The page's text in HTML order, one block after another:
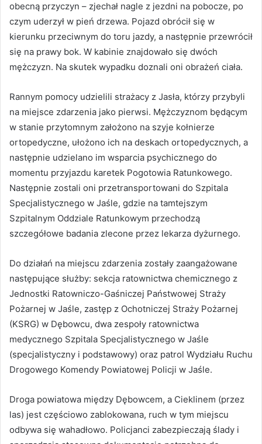
obecną przyczyn – zjechał nagle z jezdni na pobocze, po
czym uderzył w pień drzewa. Pojazd obrócił się w
kierunku przeciwnym do toru jazdy, a następnie przewrócił
się na prawy bok. W kabinie znajdowało się dwóch
mężczyzn. Na skutek wypadku doznali oni obrażeń ciała.
Rannym pomocy udzielili strażacy z Jasła, którzy przybyli
na miejsce zdarzenia jako pierwsi. Mężczyznom będącym
w stanie przytomnym założono na szyje kołnierze
ortopedyczne, ułożono ich na deskach ortopedycznych, a
następnie udzielano im wsparcia psychicznego do
momentu przyjazdu karetek Pogotowia Ratunkowego.
Następnie zostali oni przetransportowani do Szpitala
Specjalistycznego w Jaśle, gdzie na tamtejszym
Szpitalnym Oddziale Ratunkowym przechodzą
szczegółowe badania zlecone przez lekarza dyżurnego.
Do działań na miejscu zdarzenia zostały zaangażowane
następujące służby: sekcja ratownictwa chemicznego z
Jednostki Ratowniczo-Gaśniczej Państwowej Straży
Pożarnej w Jaśle, zastęp z Ochotniczej Straży Pożarnej
(KSRG) w Dębowcu, dwa zespoły ratownictwa
medycznego Szpitala Specjalistycznego w Jaśle
(specjalistyczny i podstawowy) oraz patrol Wydziału Ruchu
Drogowego Komendy Powiatowej Policji w Jaśle.
Droga powiatowa między Dębowcem, a Cieklinem (przez
las) jest częściowo zablokowana, ruch w tym miejscu
odbywa się wahadłowo. Policjanci zabezpieczają ślady i